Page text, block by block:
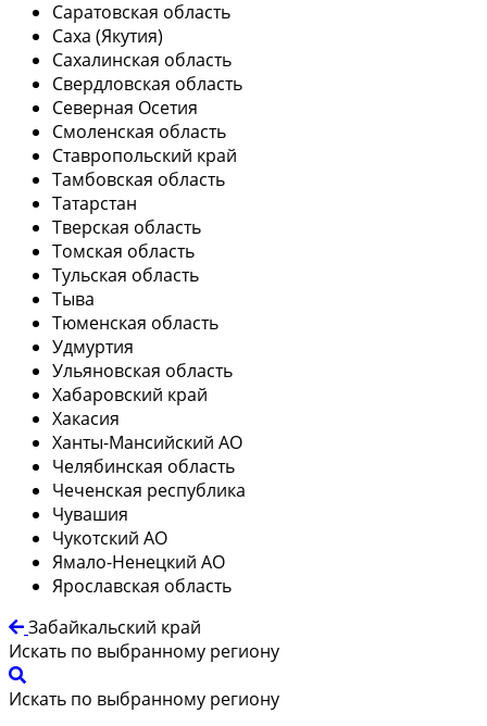
Саратовская область
Саха (Якутия)
Сахалинская область
Свердловская область
Северная Осетия
Смоленская область
Ставропольский край
Тамбовская область
Татарстан
Тверская область
Томская область
Тульская область
Тыва
Тюменская область
Удмуртия
Ульяновская область
Хабаровский край
Хакасия
Ханты-Мансийский АО
Челябинская область
Чеченская республика
Чувашия
Чукотский АО
Ямало-Ненецкий АО
Ярославская область
Забайкальский край
Искать по выбранному региону
Искать по выбранному региону